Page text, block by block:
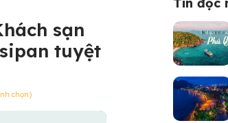
sạn
tuyệt
chọn)